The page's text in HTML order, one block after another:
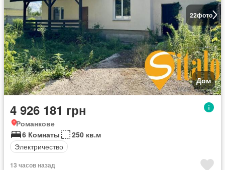
22фото
Дом
4 926 181 грн
Романкове
6 Комнаты
250 кв.м
Электричество
13 часов назад